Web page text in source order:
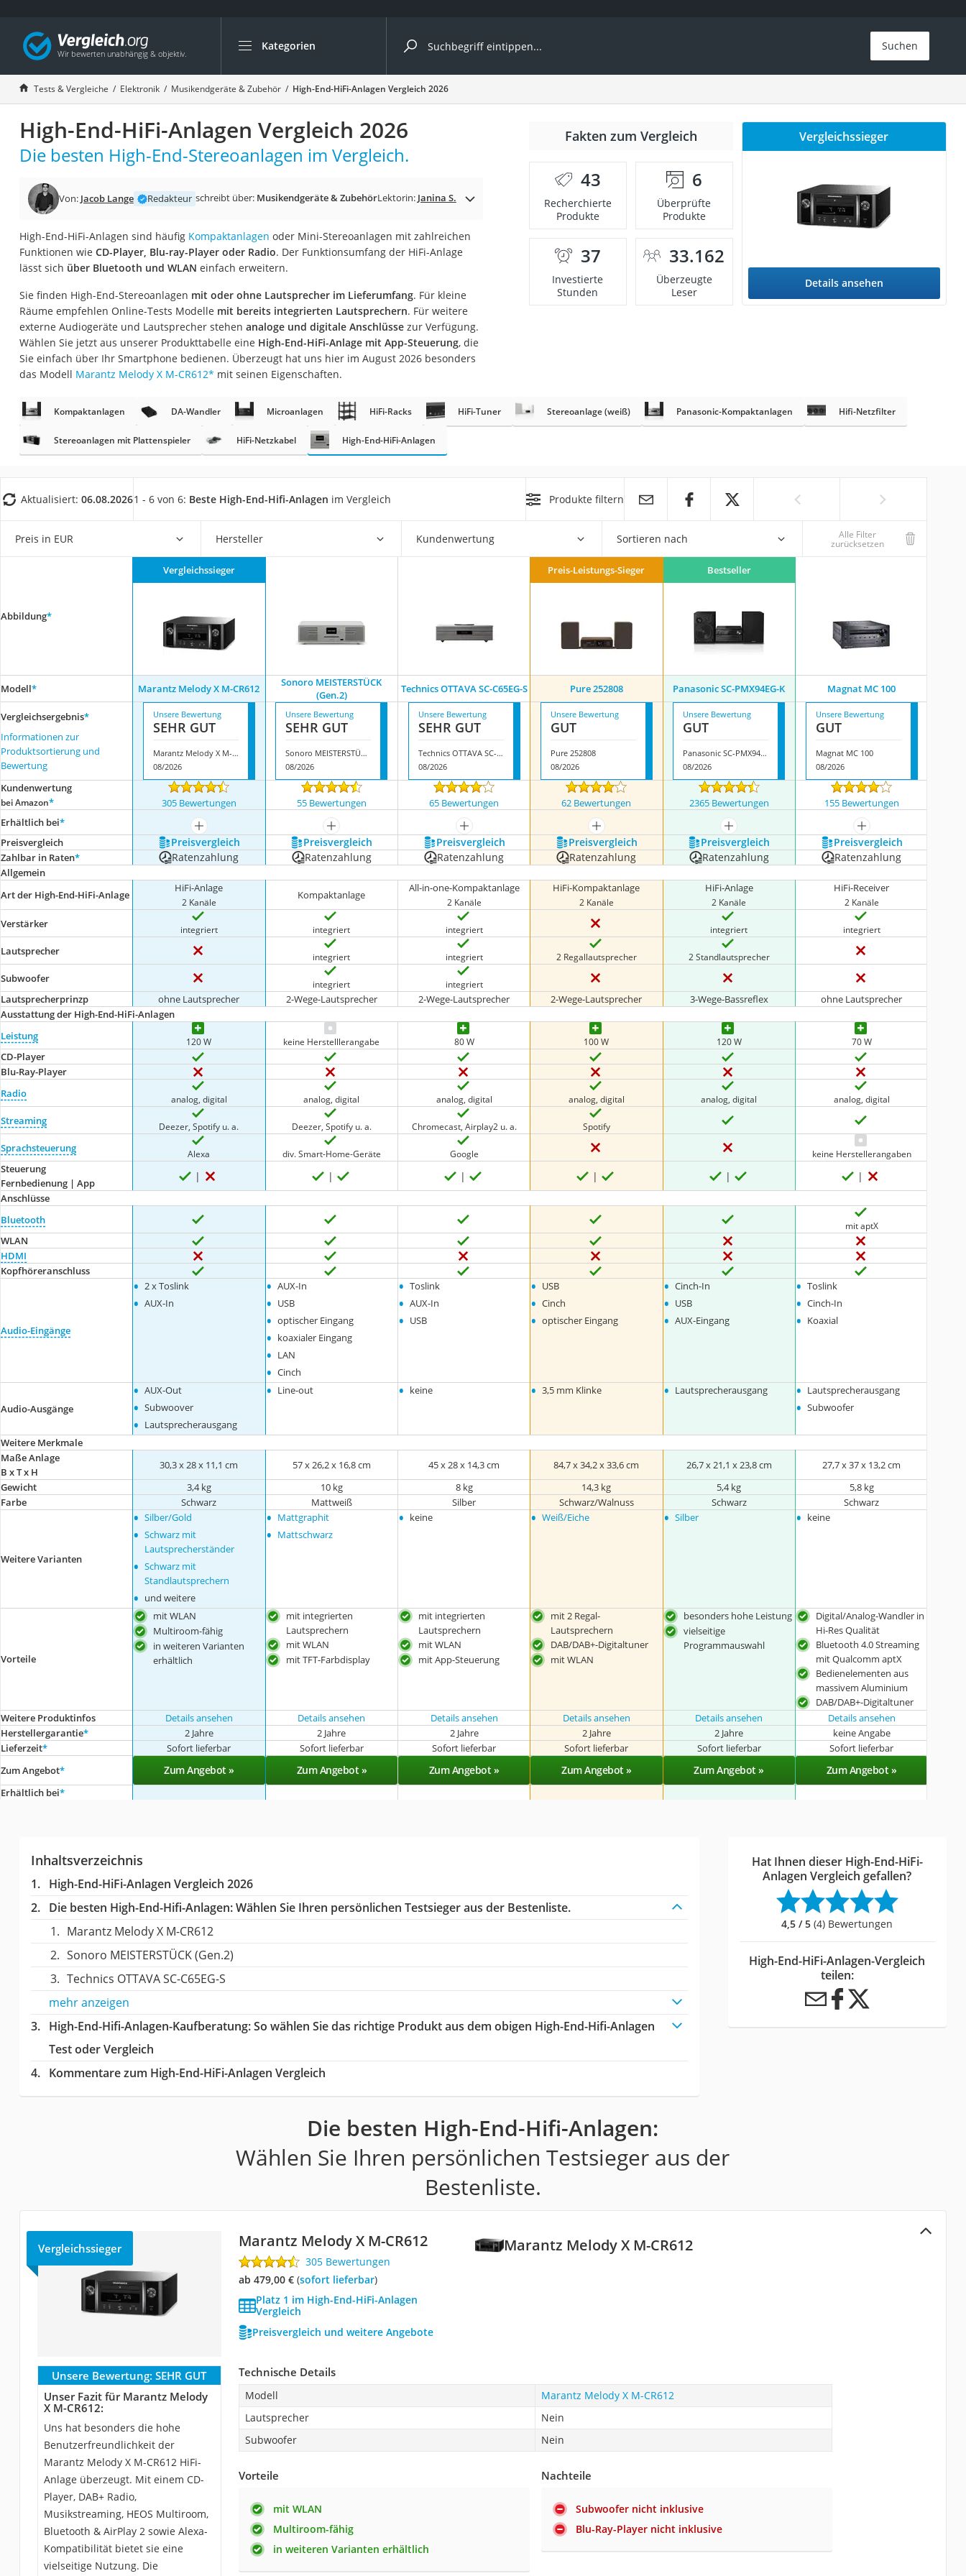
Kategorien
Die beliebtesten Vergleiche nach Kategorie
Elektronik
Powerstation
Monitor 32 Zoll 4K
Fernseher
Desktop-PC
Diascanner
Laser-Multifunktionsdrucker
Powerstation mit Solarpanel
Gaming-PC
Soundbar
17-Zoll-Laptop
Satellitenschüssel
Gaming-Headset
Schnurloses Telefon
Ladekabel Typ 2 Schuko
Acer Aspire
Service
Suchen
Tests & Vergleiche Elektronik Musikendgeräte & Zubehör High-End-HiFi-Anlagen Vergleich 2026
High-End-HiFi-Anlagen Vergleich 2026
Die besten High-End-Stereoanlagen im Vergleich.
Von: Jacob Lange Redakteur schreibt über: Musikendgeräte & ZubehörLektorin: Janina S.
High-End-HiFi-Anlagen sind häufig Kompaktanlagen oder Mini-Stereoanlagen mit zahlreichen
Funktionen wie CD-Player, Blu-ray-Player oder Radio. Der Funktionsumfang der HiFi-Anlage
lässt sich über Bluetooth und WLAN einfach erweitern.
Sie finden High-End-Stereoanlagen mit oder ohne Lautsprecher im Lieferumfang. Für kleine
Räume empfehlen Online-Tests Modelle mit bereits integrierten Lautsprechern. Für weitere
externe Audiogeräte und Lautsprecher stehen analoge und digitale Anschlüssezur Verfügung.
Wählen Sie jetzt aus unserer Produkttabelle eine High-End-HiFi-Anlage mit App-Steuerung, die
Sie einfach über Ihr Smartphone bedienen. Überzeugt hat uns hier im August 2026 besonders
das Modell Marantz Melody X M-CR612* mit seinen Eigenschaften.
Fakten zum Vergleich
43
Recherchierte
Produkte
6
Überprüfte
Produkte
37
Investierte
Stunden
33.162
Überzeugte
Leser
Vergleichssieger
Details ansehen
Kompaktanlagen DA-Wandler Microanlagen HiFi-Racks HiFi-Tuner Stereoanlage (weiß) Panasonic-Kompaktanlagen Hifi-Netzfilter
Stereoanlagen mit Plattenspieler HiFi-Netzkabel High-End-HiFi-Anlagen
Aktualisiert: 06.08.20261 - 6 von 6: Beste High-End-Hifi-Anlagen im Vergleich Produkte filtern
Preis in EUR Hersteller Kundenwertung Sortieren nach Alle Filter
zurücksetzen
Abbildung*
Vergleichssieger Preis-Leistungs-Sieger Bestseller
Modell* Marantz Melody X M-CR612
Sonoro MEISTERSTÜCK
(Gen.2)
Technics OTTAVA SC-C65EG-S Pure 252808 Panasonic SC-PMX94EG-K Magnat MC 100
Vergleichsergebnis*
Informationen zur
Produktsortierung und
Bewertung
Unsere Bewertung
SEHR GUT
Marantz Melody X M-CR612
08/2026
Unsere Bewertung
SEHR GUT
Sonoro MEISTERSTÜCK (Gen.2)
08/2026
Unsere Bewertung
SEHR GUT
Technics OTTAVA SC-C65EG-S
08/2026
Unsere Bewertung
GUT
Pure 252808
08/2026
Unsere Bewertung
GUT
Panasonic SC-PMX94EG-K
08/2026
Unsere Bewertung
GUT
Magnat MC 100
08/2026
Kundenwertung
bei Amazon* 305 Bewertungen 55 Bewertungen 65 Bewertungen 62 Bewertungen 2365 Bewertungen
155 Bewertungen
Erhältlich bei*
mehr anzeigen mehr anzeigen mehr anzeigen mehr anzeigen mehr anzeigen
mehr anzeigen
Preis­vergleich
Preis­vergleich Preis­vergleich Preis­vergleich Preis­vergleich Preis­vergleich Preis­vergleich
Zahlbar in Raten* Ratenzahlung Ratenzahlung Ratenzahlung Ratenzahlung Ratenzahlung Ratenzahlung
Allgemein
Art der High-End-HiFi-Anlage
HiFi-Anlage
2 Kanäle
Kompaktanlage
All-in-one-Kompaktanlage
2 Kanäle
HiFi-Kompaktanlage
2 Kanäle
HiFi-Anlage
2 Kanäle
HiFi-Receiver
2 Kanäle
Verstärker integriert integriert integriert integriert integriert
Lautsprecher integriert integriert 2 Regallautsprecher 2 Standlautsprecher
Subwoofer integriert integriert
Lautsprecherprinzp ohne Lautsprecher 2-Wege-Lautsprecher 2-Wege-Lautsprecher 2-Wege-Lautsprecher 3-Wege-Bassreflex
ohne Lautsprecher
Ausstattung der High-End-HiFi-Anlagen
Leistung
120 W keine Herstelllerangabe 80 W 100 W 120 W 70 W
CD-Player
Blu-Ray-Player
Radio
analog, digital analog, digital analog, digital analog, digital analog, digital analog, digital
Streaming Deezer, Spotify u. a. Deezer, Spotify u. a. Chromecast, Airplay2 u. a. Spotify
Sprachsteuerung Alexa div. Smart-Home-Geräte Google keine Herstellerangaben
Steuerung
Fernbedienung | App
Anschlüsse
Bluetooth
mit aptX
WLAN
HDMI
Kopfhöreranschluss
Audio-Eingänge
• 2 x Toslink
• AUX-In
• AUX-In
• USB
• optischer Eingang
• koaxialer Eingang
• LAN
• Cinch
• Toslink
• AUX-In
• USB
• USB
• Cinch
• optischer Eingang
• Cinch-In
• USB
• AUX-Eingang
• Toslink
• Cinch-In
• Koaxial
Audio-Ausgänge
• AUX-Out
• Subwoover
• Lautsprecherausgang
• Line-out • keine • 3,5 mm Klinke • Lautsprecherausgang • Lautsprecherausgang
• Subwoofer
Weitere Merkmale
Maße Anlage
B x T x H
30,3 x 28 x 11,1 cm 57 x 26,2 x 16,8 cm 45 x 28 x 14,3 cm 84,7 x 34,2 x 33,6 cm 26,7 x 21,1 x 23,8 cm
27,7 x 37 x 13,2 cm
Gewicht
3,4 kg 10 kg 8 kg 14,3 kg 5,4 kg
5,8 kg
Farbe
Schwarz Mattweiß Silber Schwarz/Walnuss Schwarz Schwarz
Weitere Varianten
• Silber/Gold
• Schwarz mit
Lautsprecherständer
• Schwarz mit
Standlautsprechern
• und weitere
• Mattgraphit
• Mattschwarz
• keine • Weiß/Eiche • Silber • keine
Vorteile
mit WLAN
Multiroom-fähig
in weiteren Varianten
erhältlich
mit integrierten
Lautsprechern
mit WLAN
mit TFT-Farbdisplay
mit integrierten
Lautsprechern
mit WLAN
mit App-Steuerung
mit 2 Regal-
Lautsprechern
DAB/DAB+-Digitaltuner
mit WLAN
besonders hohe Leistung
vielseitige
Programmauswahl
Digital/Analog-Wandler in
Hi-Res Qualität
Bluetooth 4.0 Streaming
mit Qualcomm aptX
Bedienelementen aus
massivem Aluminium
DAB/DAB+-Digitaltuner
Weitere Produktinfos
Details ansehen Details ansehen Details ansehen Details ansehen Details ansehen
Details ansehen
Herstellergarantie* 2 Jahre 2 Jahre 2 Jahre 2 Jahre 2 Jahre
keine Angabe
Lieferzeit* Sofort lieferbar Sofort lieferbar Sofort lieferbar Sofort lieferbar Sofort lieferbar
Sofort lieferbar
Zum Angebot* Zum Angebot » Zum Angebot » Zum Angebot » Zum Angebot » Zum Angebot » Zum Angebot »
Erhältlich bei*
Inhaltsverzeichnis
High-End-HiFi-Anlagen Vergleich 2026
Die besten High-End-Hifi-Anlagen:Wählen Sie Ihren persönlichen Testsieger aus der Bestenliste.
Marantz Melody X M-CR612
Sonoro MEISTERSTÜCK (Gen.2)
Technics OTTAVA SC-C65EG-S
mehr anzeigen
High-End-Hifi-Anlagen-Kaufberatung: So wählen Sie das richtige Produkt aus dem obigen High-End-Hifi-Anlagen
Test oder Vergleich
Kommentare zum High-End-HiFi-Anlagen Vergleich
Hat Ihnen dieser High-End-HiFi-
Anlagen Vergleich gefallen?
4,5 / 5 (4) Bewertungen
High-End-HiFi-Anlagen-Vergleich
teilen:
Die besten High-End-Hifi-Anlagen:
Wählen Sie Ihren persönlichen Testsieger aus der
Bestenliste.
Marantz Melody X M-CR612
Vergleichssieger Marantz Melody X M-CR612
305 Bewertungen
ab 479,00 €( Sofort lieferbar)
Platz 1 im High-End-HiFi-Anlagen
Vergleich
Preisvergleich und weitere Angebote
Unsere Bewertung: SEHR GUT
Unser Fazit für Marantz Melody
X M-CR612:
Uns hat besonders die hohe
Benutzerfreundlichkeit der
Marantz Melody X M-CR612 HiFi-
Anlage überzeugt. Mit einem CD-
Player, DAB+ Radio,
Musikstreaming, HEOS Multiroom,
Bluetooth & AirPlay 2 sowie Alexa-
Kompatibilität bietet sie eine
vielseitige Nutzung. Die
Technische Details
Modell
Marantz Melody X M-CR612
Lautsprecher
Nein
Subwoofer
Nein
Vorteile
mit WLAN
Multiroom-fähig
in weiteren Varianten erhältlich
Nachteile
Subwoofer nicht inklusive
Blu-Ray-Player nicht inklusive